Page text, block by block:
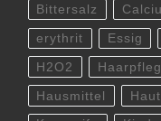
Bittersalz
erythrit Essig
H2O2
Hausmittel Haut